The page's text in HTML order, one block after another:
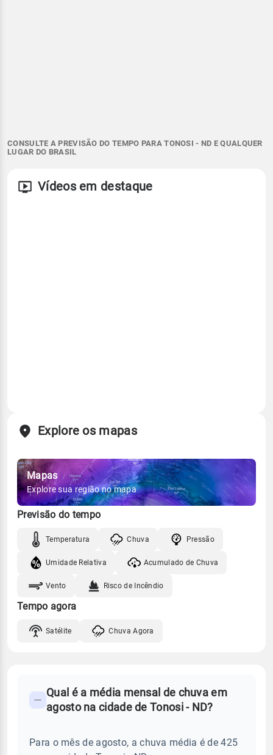
CONSULTE A PREVISÃO DO TEMPO PARA TONOSI - ND E QUALQUER
LUGAR DO BRASIL
Vídeos em destaque
Explore os mapas
Mapas
Explore sua região no mapa
Previsão do tempo
Temperatura Chuva Pressão
Umidade Relativa Acumulado de Chuva
Vento Risco de Incêndio
Tempo agora
Satélite Chuva Agora
Perguntas
sobre
Qual é a média mensal de chuva em
agosto na cidade de Tonosi - ND?
Para o mês de agosto, a chuva média é de 425